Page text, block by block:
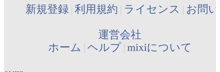
新規登録 利用規約 ライセンス お問
運営会社
ホーム ヘルプ mixiについて